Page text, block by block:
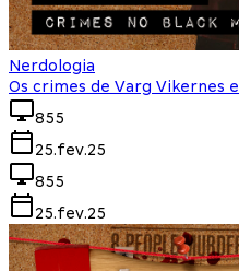
Nerdologia
Os crimes de Varg Vikernes
855
25.fev.25
855
25.fev.25